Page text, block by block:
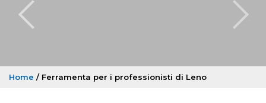
Home / Ferramenta per i professionisti di Leno